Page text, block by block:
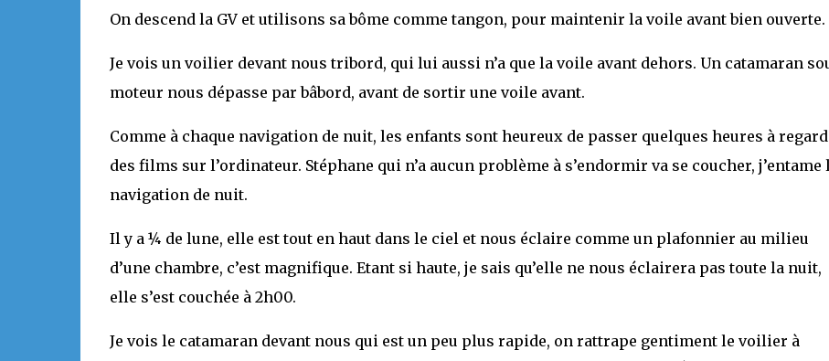
On descend la GV et utilisons sa bôme comme tangon, pour maintenir la voile avant bien ouverte.
Je vois un voilier devant nous tribord, qui lui aussi n’a que la voile avant dehors. Un catamaran
moteur nous dépasse par bâbord, avant de sortir une voile avant.
Comme à chaque navigation de nuit, les enfants sont heureux de passer quelques heures à
des films sur l’ordinateur. Stéphane qui n’a aucun problème à s’endormir va se coucher, j’entame
navigation de nuit.
Il y a ¼ de lune, elle est tout en haut dans le ciel et nous éclaire comme un plafonnier au milieu
d’une chambre, c’est magnifique. Etant si haute, je sais qu’elle ne nous éclairera pas toute la nuit,
elle s’est couchée à 2h00.
Je vois le catamaran devant nous qui est un peu plus rapide, on rattrape gentiment le voilier à